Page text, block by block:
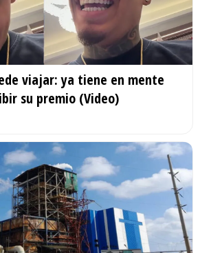
viajar: ya tiene en mente
su premio (Video)